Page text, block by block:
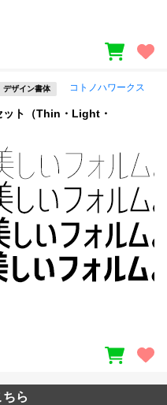
デザイン書体 コトノハワークス
ット（Thin・Light・
ら